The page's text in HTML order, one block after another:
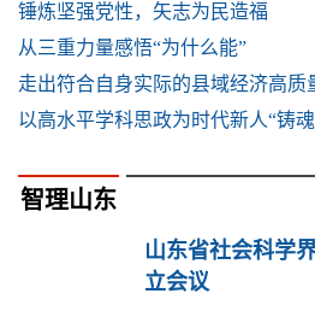
锤炼坚强党性，矢志为民造福
从三重力量感悟“为什么能”
走出符合自身实际的县域经济高质
以高水平学科思政为时代新人“铸
智理山东
山东省社会科学
立会议